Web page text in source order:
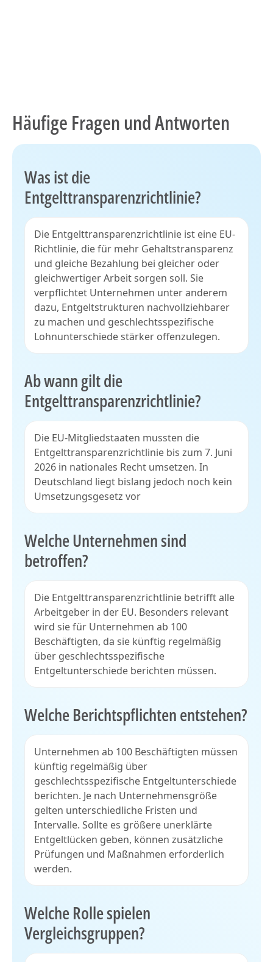
Häufige Fragen und Antworten
Was ist die
Entgelttransparenzrichtlinie?
Die Entgelttransparenzrichtlinie ist eine EU-
Richtlinie, die für mehr Gehaltstransparenz
und gleiche Bezahlung bei gleicher oder
gleichwertiger Arbeit sorgen soll. Sie
verpflichtet Unternehmen unter anderem
dazu, Entgeltstrukturen nachvollziehbarer
zu machen und geschlechtsspezifische
Lohnunterschiede stärker offenzulegen.
Ab wann gilt die
Entgelttransparenzrichtlinie?
Die EU-Mitgliedstaaten mussten die
Entgelttransparenzrichtlinie bis zum 7. Juni
2026 in nationales Recht umsetzen. In
Deutschland liegt bislang jedoch noch kein
Umsetzungsgesetz vor
Welche Unternehmen sind
betroffen?
Die Entgelttransparenzrichtlinie betrifft alle
Arbeitgeber in der EU. Besonders relevant
wird sie für Unternehmen ab 100
Beschäftigten, da sie künftig regelmäßig
über geschlechtsspezifische
Entgeltunterschiede berichten müssen.
Welche Berichtspflichten entstehen?
Unternehmen ab 100 Beschäftigten müssen
künftig regelmäßig über
geschlechtsspezifische Entgeltunterschiede
berichten. Je nach Unternehmensgröße
gelten unterschiedliche Fristen und
Intervalle. Sollte es größere unerklärte
Entgeltlücken geben, können zusätzliche
Prüfungen und Maßnahmen erforderlich
werden.
Welche Rolle spielen
Vergleichsgruppen?